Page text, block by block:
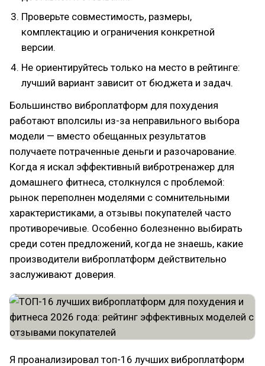
Проверьте совместимость, размеры,
комплектацию и ограничения конкретной
версии.
Не ориентируйтесь только на место в рейтинге:
лучший вариант зависит от бюджета и задач.
Большинство виброплатформ для похудения
работают вполсилы из-за неправильного выбора
модели — вместо обещанных результатов
получаете потраченные деньги и разочарование.
Когда я искал эффективный вибротренажер для
домашнего фитнеса, столкнулся с проблемой:
рынок переполнен моделями с сомнительными
характеристиками, а отзывы покупателей часто
противоречивые. Особенно болезненно выбирать
среди сотен предложений, когда не знаешь, какие
производители виброплатформ действительно
заслуживают доверия.
Я проанализировал топ-16 лучших виброплатформ